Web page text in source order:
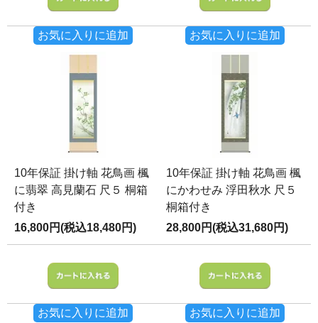
お気に入りに追加 お気に入りに追加
10年保証 掛け軸 花鳥画 楓
に翡翠 高見蘭石 尺５ 桐箱
付き
16,800円(税込18,480円)
お気に入りに追加
10年保証 掛け軸 花鳥画 楓
にかわせみ 浮田秋水 尺５
桐箱付き
28,800円(税込31,680円)
お気に入りに追加